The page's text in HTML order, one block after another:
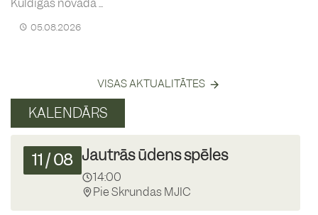
05.08.2026
VISAS AKTUALITĀTES
KALENDĀRS
11 /08 Jautrās ūdens spēles
14:00
Pie Skrundas MJIC